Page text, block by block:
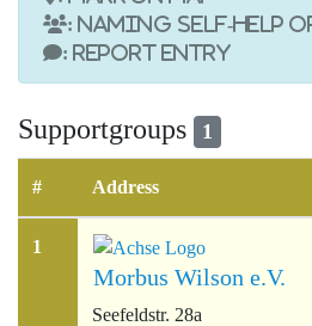
: Naming self-help
: Report entry
Supportgroups 1
# Address
1
Morbus Wilson e.V.
Seefeldstr. 28a